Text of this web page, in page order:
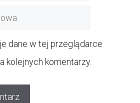
dane w tej przeglądarce
kolejnych komentarzy.